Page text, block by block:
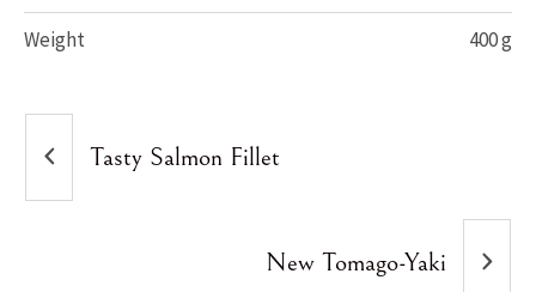
Weight 400 g
Tasty Salmon Fillet
New Tomago-Yaki